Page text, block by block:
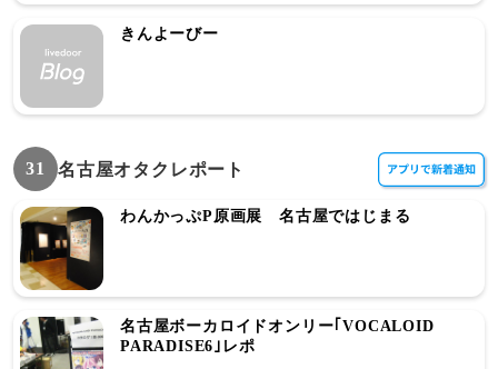
きんよーびー
31 名古屋オタクレポート
わんかっぷP原画展 名古屋ではじまる
名古屋ボーカロイドオンリー｢VOCALOID
PARADISE6｣レポ